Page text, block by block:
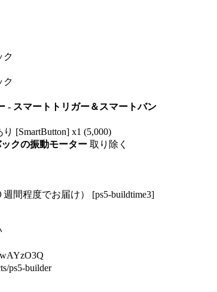
ク
ク
- スマートトリガー＆スマートバン
り [SmartButton] x1 (5,000)
クの振動モーター 取り除く
間程度でお届け） [ps5-buildtime3]
ps5-builder